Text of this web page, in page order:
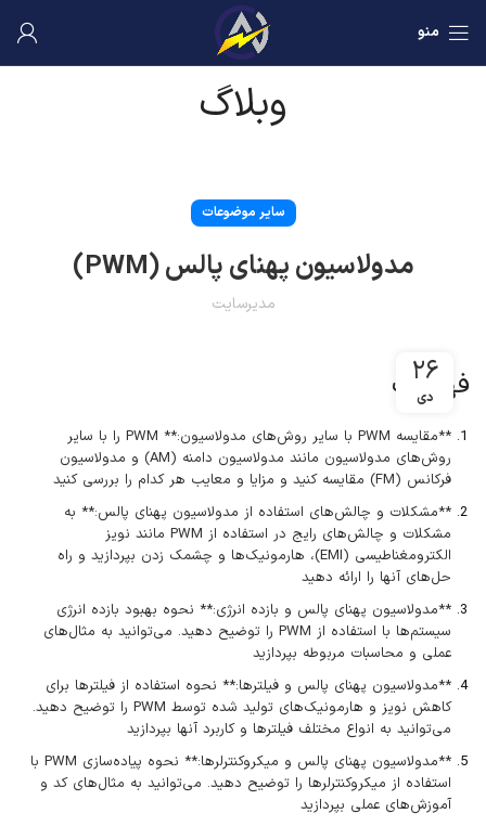
منو
وبلاگ
سایر موضوعات
مدولاسیون پهنای پالس (PWM)
مدیرسایت
۲۶
دی
فهرست
**مقایسه PWM با سایر روش‌های مدولاسیون:** PWM را با سایر
روش‌های مدولاسیون مانند مدولاسیون دامنه (AM) و مدولاسیون
فرکانس (FM) مقایسه کنید و مزایا و معایب هر کدام را بررسی کنید
**مشکلات و چالش‌های استفاده از مدولاسیون پهنای پالس:** به
مشکلات و چالش‌های رایج در استفاده از PWM مانند نویز
الکترومغناطیسی (EMI)، هارمونیک‌ها و چشمک زدن بپردازید و راه
حل‌های آنها را ارائه دهید
**مدولاسیون پهنای پالس و بازده انرژی:** نحوه بهبود بازده انرژی
سیستم‌ها با استفاده از PWM را توضیح دهید. می‌توانید به مثال‌های
عملی و محاسبات مربوطه بپردازید
**مدولاسیون پهنای پالس و فیلترها:** نحوه استفاده از فیلترها برای
کاهش نویز و هارمونیک‌های تولید شده توسط PWM را توضیح دهید.
می‌توانید به انواع مختلف فیلترها و کاربرد آنها بپردازید
**مدولاسیون پهنای پالس و میکروکنترلرها:** نحوه پیاده‌سازی PWM با
استفاده از میکروکنترلرها را توضیح دهید. می‌توانید به مثال‌های کد و
آموزش‌های عملی بپردازید